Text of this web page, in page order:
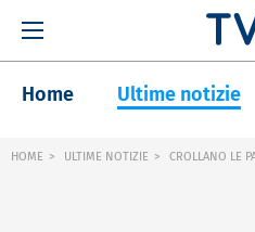
Home Ultime notizie
HOME ULTIME NOTIZIE CROLLANO LE